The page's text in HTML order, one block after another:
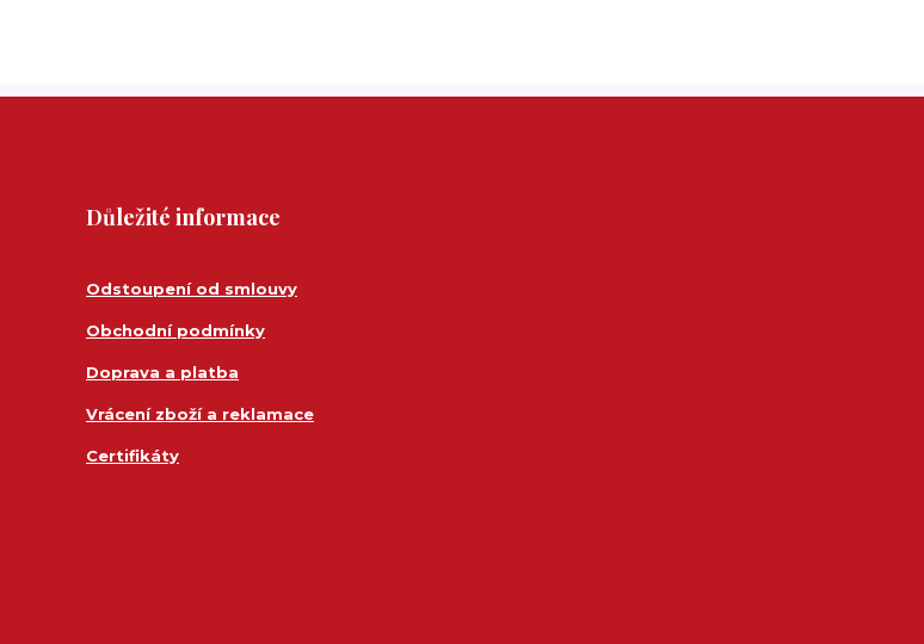
Důležité informace
Odstoupení od smlouvy
Obchodní podmínky
Doprava a platba
Vrácení zboží a reklamace
Certifikáty